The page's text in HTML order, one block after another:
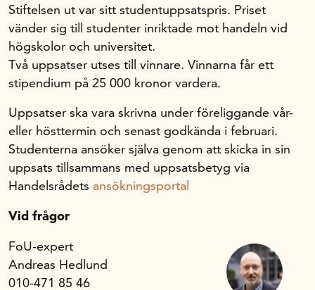
Stiftelsen ut var sitt studentuppsatspris. Priset
vänder sig till studenter inriktade mot handeln vid
högskolor och universitet.
Två uppsatser utses till vinnare. Vinnarna får ett
stipendium på 25 000 kronor vardera.
Uppsatser ska vara skrivna under föreliggande vår-
eller hösttermin och senast godkända i februari.
Studenterna ansöker själva genom att skicka in sin
uppsats tillsammans med uppsatsbetyg via
Handelsrådets ansökningsportal
Vid frågor
FoU-expert
Andreas Hedlund
010-471 85 46